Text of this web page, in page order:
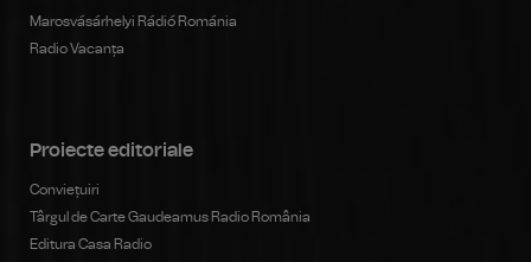
Marosvásárhelyi Rádió Románia
Radio Vacanța
Proiecte editoriale
Conviețuiri
Târgul de Carte Gaudeamus Radio România
Editura Casa Radio